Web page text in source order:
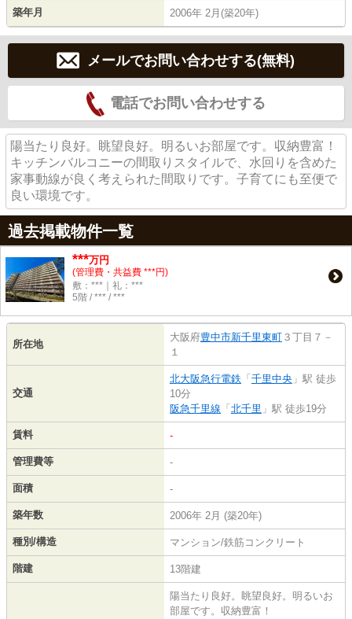
築年月 2006年 2月(築20年)
メールでお問い合わせする(無料)
電話でお問い合わせする
陽当たり良好。眺望良好。明るいお部屋です。収納豊富！
キッチンバルコニーの間取りスタイルで、水回りを含めた
家事動線が良く考えられた間取りです。子育てにも至便で
良い環境です。
過去掲載物件一覧
***万円
(管理費・共益費 ***円)
敷：***｜礼：***
5階 / *** / ***
所在地
大阪府豊中市新千里東町 ３丁目７－
１
交通
北大阪急行電鉄 「 千里中央 」駅 徒歩
10分
阪急千里線 「 北千里 」駅 徒歩19分
賃料 -
管理費等 -
面積 -
築年数 2006年 2月 (築20年)
種別/構造 マンション/鉄筋コンクリート
階建 13階建
陽当たり良好。眺望良好。明るいお
部屋です。収納豊富！